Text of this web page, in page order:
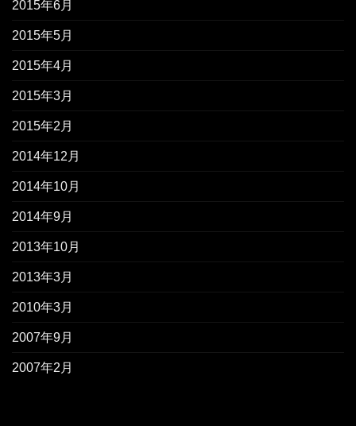
2015年6月
2015年5月
2015年4月
2015年3月
2015年2月
2014年12月
2014年10月
2014年9月
2013年10月
2013年3月
2010年3月
2007年9月
2007年2月